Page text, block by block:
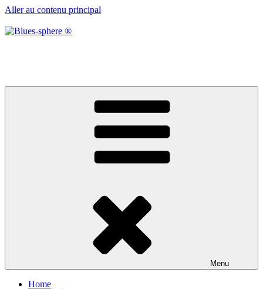
Aller au contenu principal
Menu
Home